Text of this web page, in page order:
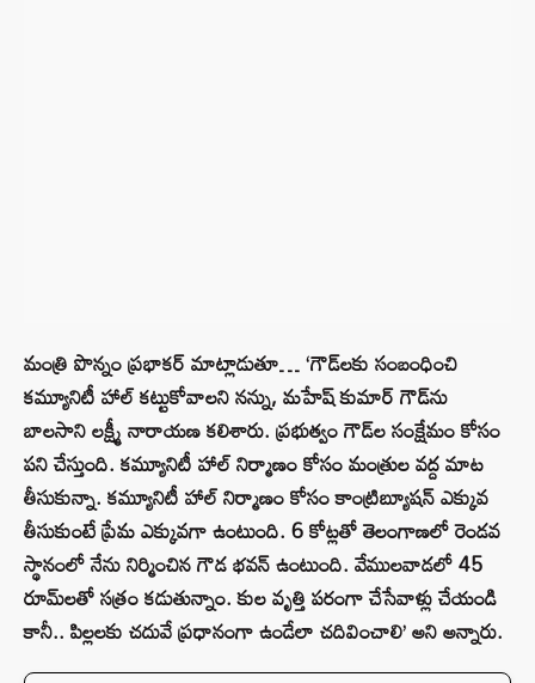
మంత్రి పొన్నం ప్రభాకర్ మాట్లాడుతూ… ‘గౌడ్‌లకు సంబంధించి
కమ్యూనిటీ హాల్ కట్టుకోవాలని నన్ను, మహేష్ కుమార్ గౌడ్‌ను
బాలసాని లక్ష్మీ నారాయణ కలిశారు. ప్రభుత్వం గౌడ్‌ల సంక్షేమం కోసం
పని చేస్తుంది. కమ్యూనిటీ హాల్ నిర్మాణం కోసం మంత్రుల వద్ద మాట
తీసుకున్నా. కమ్యూనిటీ హాల్ నిర్మాణం కోసం కాంట్రిబ్యూషన్ ఎక్కువ
తీసుకుంటే ప్రేమ ఎక్కువగా ఉంటుంది. 6 కోట్లతో తెలంగాణలో రెండవ
స్థానంలో నేను నిర్మించిన గౌడ భవన్ ఉంటుంది. వేములవాడలో 45
రూమ్‌లతో సత్రం కడుతున్నాం. కుల వృత్తి పరంగా చేసేవాళ్లు చేయండి
కానీ.. పిల్లలకు చదువే ప్రధానంగా ఉండేలా చదివించాలి’ అని అన్నారు.